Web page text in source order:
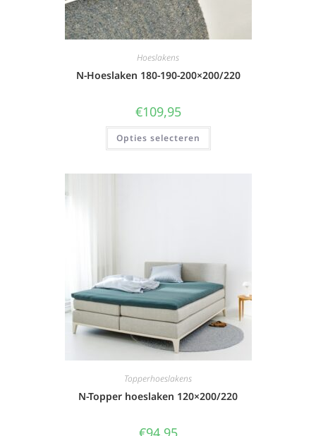
Hoeslakens
N-Hoeslaken 180-190-200×200/220
€109,95
Opties selecteren
Topperhoeslakens
N-Topper hoeslaken 120×200/220
€94,95